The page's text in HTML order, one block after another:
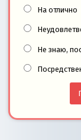
На отлично
Не знаю,